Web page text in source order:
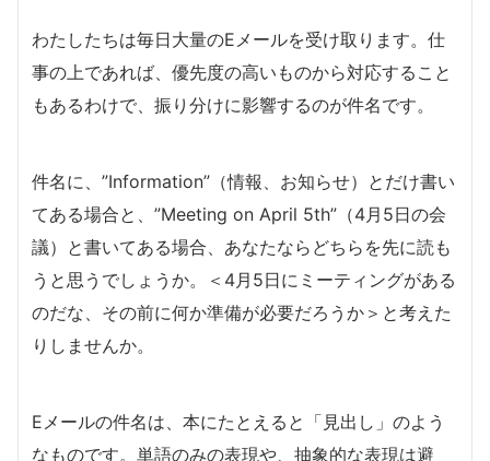
わたしたちは毎日大量のEメールを受け取ります。仕
事の上であれば、優先度の高いものから対応すること
もあるわけで、振り分けに影響するのが件名です。
件名に、”Information”（情報、お知らせ）とだけ書い
てある場合と、”Meeting on April 5th”（4月5日の会
議）と書いてある場合、あなたならどちらを先に読も
うと思うでしょうか。＜4月5日にミーティングがある
のだな、その前に何か準備が必要だろうか＞と考えた
りしませんか。
Eメールの件名は、本にたとえると「見出し」のよう
なものです。単語のみの表現や、抽象的な表現は避